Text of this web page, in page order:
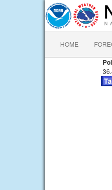
HOME